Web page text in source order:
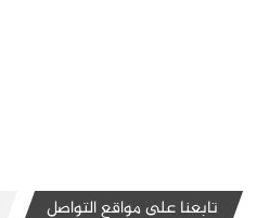
تابعنا على مواقع التواصل